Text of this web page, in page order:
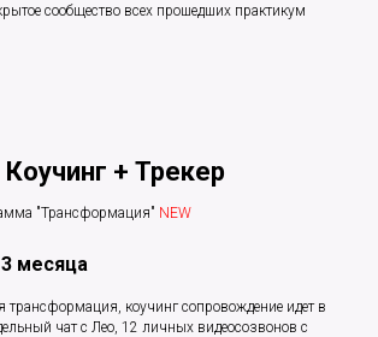
сообщество всех прошедших практикум
+ Трекер
"Трансформация" NEW
месяца
трансформация, коучинг сопровождение идет в
чат с Лео, 12 личных видеосозвонов с